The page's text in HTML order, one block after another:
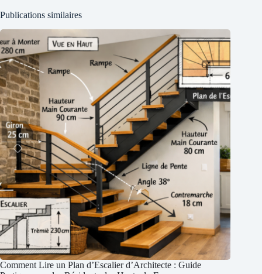
Publications similaires
Comment Lire un Plan d’Escalier d’Architecte : Guide